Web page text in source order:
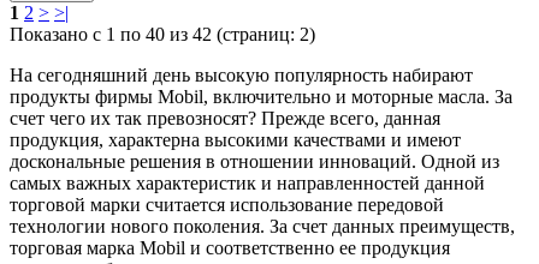
1 2 > >|
Показано с 1 по 40 из 42 (страниц: 2)
На сегодняшний день высокую популярность набирают
продукты фирмы Mobil, включительно и моторные масла. За
счет чего их так превозносят? Прежде всего, данная
продукция, характерна высокими качествами и имеют
доскональные решения в отношении инноваций. Одной из
самых важных характеристик и направленностей данной
торговой марки считается использование передовой
технологии нового поколения. За счет данных преимуществ,
торговая марка Mobil и соответственно ее продукция